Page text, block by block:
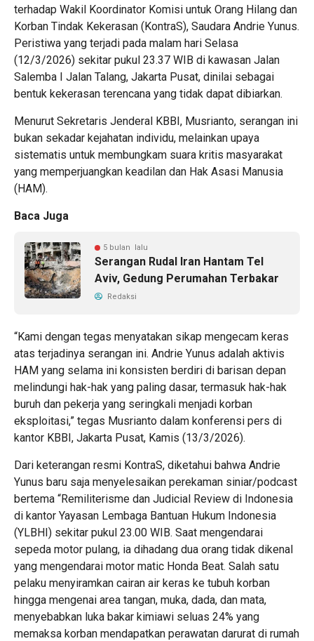
terhadap Wakil Koordinator Komisi untuk Orang Hilang dan
Korban Tindak Kekerasan (KontraS), Saudara Andrie Yunus.
Peristiwa yang terjadi pada malam hari Selasa
(12/3/2026) sekitar pukul 23.37 WIB di kawasan Jalan
Salemba I Jalan Talang, Jakarta Pusat, dinilai sebagai
bentuk kekerasan terencana yang tidak dapat dibiarkan.
Menurut Sekretaris Jenderal KBBI, Musrianto, serangan ini
bukan sekadar kejahatan individu, melainkan upaya
sistematis untuk membungkam suara kritis masyarakat
yang memperjuangkan keadilan dan Hak Asasi Manusia
(HAM).
Baca Juga
5 bulan lalu
Serangan Rudal Iran Hantam Tel
Aviv, Gedung Perumahan Terbakar
Redaksi
“Kami dengan tegas menyatakan sikap mengecam keras
atas terjadinya serangan ini. Andrie Yunus adalah aktivis
HAM yang selama ini konsisten berdiri di barisan depan
melindungi hak-hak yang paling dasar, termasuk hak-hak
buruh dan pekerja yang seringkali menjadi korban
eksploitasi,” tegas Musrianto dalam konferensi pers di
kantor KBBI, Jakarta Pusat, Kamis (13/3/2026).
Dari keterangan resmi KontraS, diketahui bahwa Andrie
Yunus baru saja menyelesaikan perekaman siniar/podcast
bertema “Remiliterisme dan Judicial Review di Indonesia
di kantor Yayasan Lembaga Bantuan Hukum Indonesia
(YLBHI) sekitar pukul 23.00 WIB. Saat mengendarai
sepeda motor pulang, ia dihadang dua orang tidak dikenal
yang mengendarai motor matic Honda Beat. Salah satu
pelaku menyiramkan cairan air keras ke tubuh korban
hingga mengenai area tangan, muka, dada, dan mata,
menyebabkan luka bakar kimiawi seluas 24% yang
memaksa korban mendapatkan perawatan darurat di rumah